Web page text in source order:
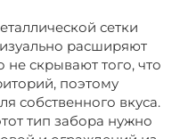
сетки
расширяют
скрывают того, что
поэтому
собственного вкуса.
тип забора нужно